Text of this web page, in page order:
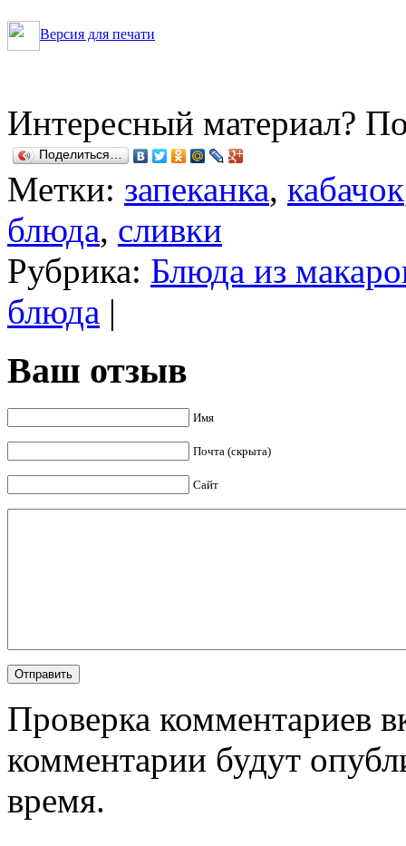
Версия для печати
Интересный материал?
Поделиться…
Метки: запеканка, кабачок
блюда, сливки
Рубрика: Блюда из
блюда |
Ваш отзыв
Имя
Почта (скрыта)
Сайт
Проверка комментариев
комментарии будут
время.